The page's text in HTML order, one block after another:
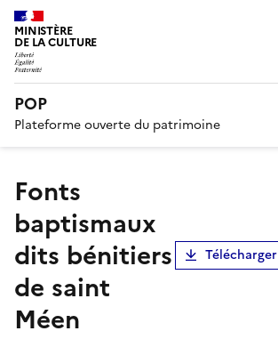
MINISTÈRE
DE LA CULTURE
POP
Plateforme ouverte du patrimoine
fonts
baptismaux
dits bénitiers
de saint
Méen
Télécharger